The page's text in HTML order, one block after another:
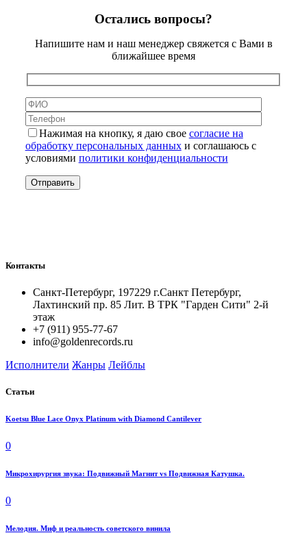
Остались вопросы?
Напишите нам и наш менеджер свяжется с Вами в
ближайшее время
Нажимая на кнопку, я даю свое согласие на
обработку персональных данныхи соглашаюсь с
условиями политики конфиденциальности
Контакты
Санкт-Петербург, 197229 г.Санкт Петербург,
Лахтинский пр. 85 Лит. B ТРК "Гарден Сити" 2-й
этаж
+7 (911) 955-77-67
info@goldenrecords.ru
Исполнители Жанры Лейблы
Статьи
Koetsu Blue Lace Onyx Platinum with Diamond Cantilever
0
Микрохирургия звука: Подвижный Магнит vs Подвижная Катушка.
0
Мелодия. Миф и реальность советского винила